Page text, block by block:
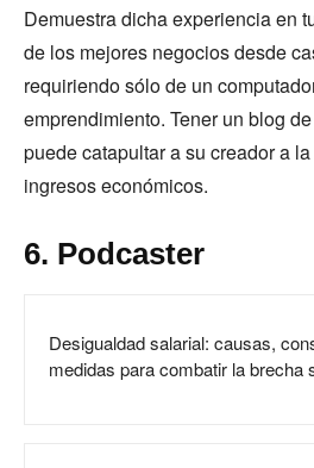
Demuestra dicha experiencia en
de los mejores negocios desde
requiriendo sólo de un
emprendimiento. Tener un blog
puede catapultar a su creador a
ingresos económicos.
6. Podcaster
Desigualdad salarial: causas,
medidas para combatir la brecha